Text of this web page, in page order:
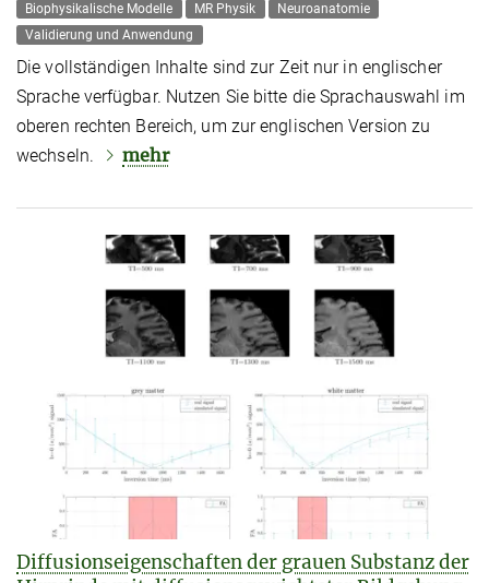
Biophysikalische Modelle MR Physik
Neuroanatomie
Validierung und Anwendung
Die vollständigen Inhalte sind zur Zeit nur in englischer
Sprache verfügbar. Nutzen Sie bitte die Sprachauswahl im
oberen rechten Bereich, um zur englischen Version zu
wechseln.
mehr
Diffusionseigenschaften der grauen Substanz der